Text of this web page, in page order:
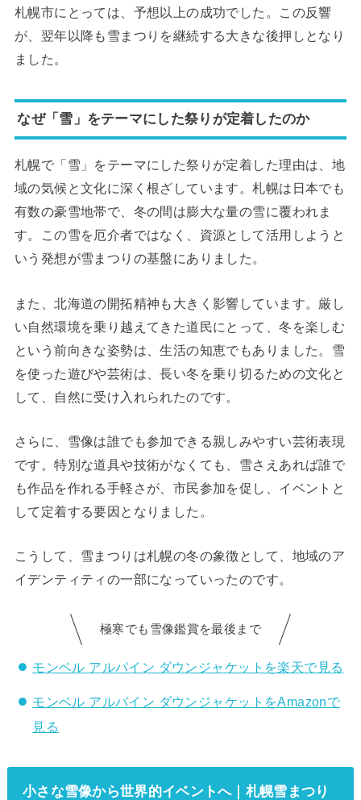
札幌市にとっては、予想以上の成功でした。この反響
が、翌年以降も雪まつりを継続する大きな後押しとなり
ました。
なぜ「雪」をテーマにした祭りが定着したのか
札幌で「雪」をテーマにした祭りが定着した理由は、地
域の気候と文化に深く根ざしています。札幌は日本でも
有数の豪雪地帯で、冬の間は膨大な量の雪に覆われま
す。この雪を厄介者ではなく、資源として活用しようと
いう発想が雪まつりの基盤にありました。
また、北海道の開拓精神も大きく影響しています。厳し
い自然環境を乗り越えてきた道民にとって、冬を楽しむ
という前向きな姿勢は、生活の知恵でもありました。雪
を使った遊びや芸術は、長い冬を乗り切るための文化と
して、自然に受け入れられたのです。
さらに、雪像は誰でも参加できる親しみやすい芸術表現
です。特別な道具や技術がなくても、雪さえあれば誰で
も作品を作れる手軽さが、市民参加を促し、イベントと
して定着する要因となりました。
こうして、雪まつりは札幌の冬の象徴として、地域のア
イデンティティの一部になっていったのです。
極寒でも雪像鑑賞を最後まで
モンベル アルパイン ダウンジャケットを楽天で見る
モンベル アルパイン ダウンジャケットをAmazonで
見る
小さな雪像から世界的イベントへ｜札幌雪まつり